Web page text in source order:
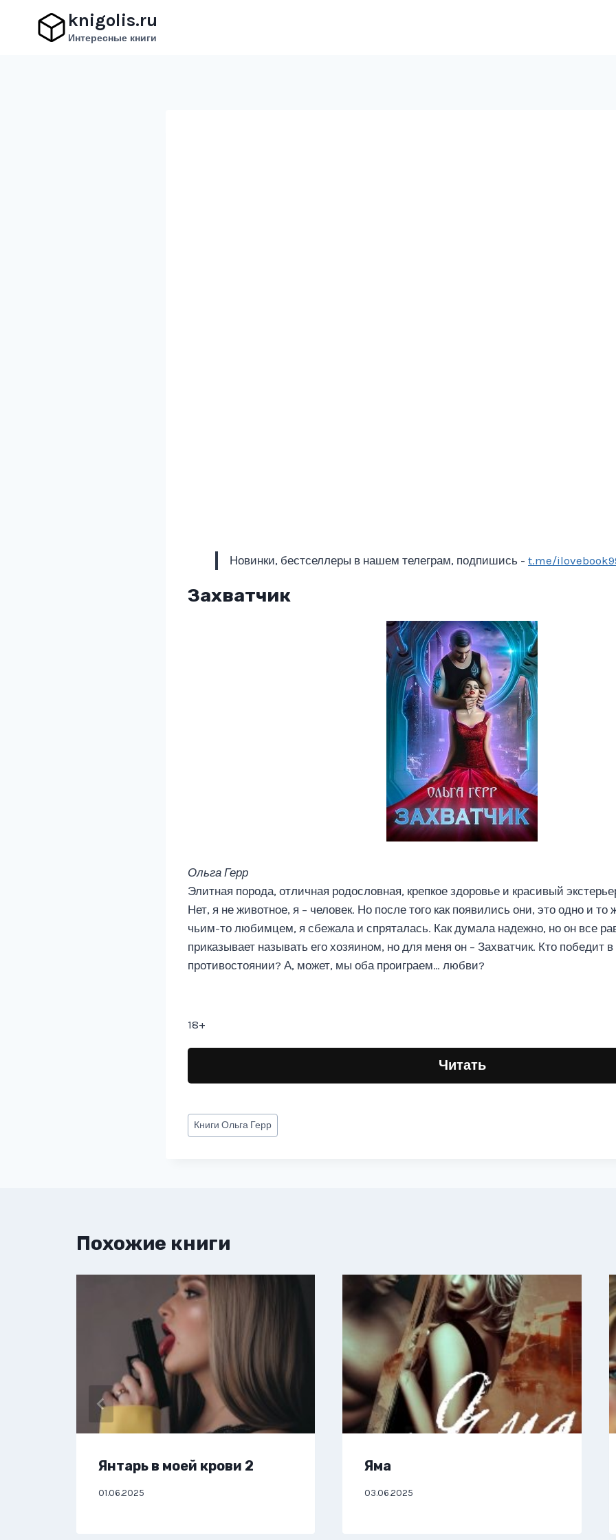
содержимому
knigolis.ru
Интересные книги
Новинки, бестселлеры в нашем телеграм, подпишись - t.me/
Захватчик
Ольга Герр
Элитная порода, отличная родословная, крепкое здоровье и красивый
Нет, я не животное, я – человек. Но после того как появились они, это одно и
чьим-то любимцем, я сбежала и спряталась. Как думала надежно, но он все
приказывает называть его хозяином, но для меня он – Захватчик. Кто победит
противостоянии? А, может, мы оба проиграем… любви?
18+
Читать
Метки
записи:
КнигиОльга Герр
Похожие книги
Янтарь в моей крови 2
01.06.2025
Яма
03.06.2025